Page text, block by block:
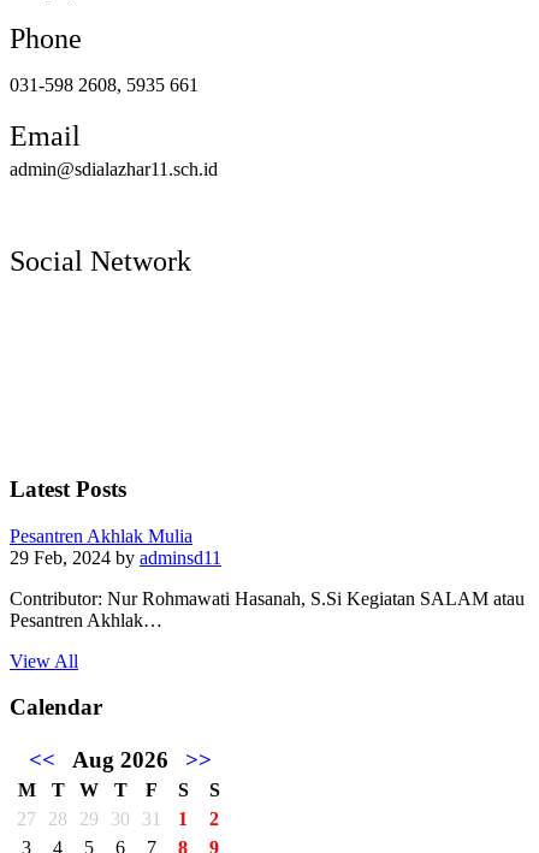
Phone
031-598 2608, 5935 661
Email
admin@sdialazhar11.sch.id
Social Network
Latest Posts
Pesantren Akhlak Mulia
29 Feb, 2024 by adminsd11
Contributor: Nur Rohmawati Hasanah, S.Si Kegiatan SALAM atau
Pesantren Akhlak…
View All
Calendar
<< Aug 2026 >>
M T W T F S
S
27
28 29 30 31 1
2
3
4 5 6 7 8 9